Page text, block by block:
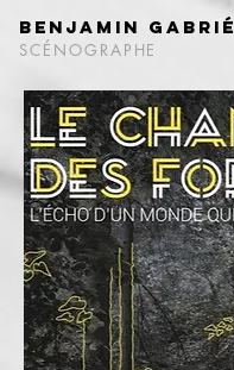
Benjamin Gabrié
SCÉNOGRAPHE